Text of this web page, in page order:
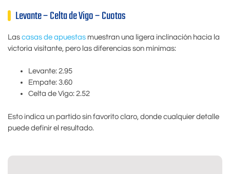
Levante – Celta de Vigo – Cuotas
Las casas de apuestas muestran una ligera inclinación hacia la
victoria visitante, pero las diferencias son mínimas:
Levante: 2.95
Empate: 3.60
Celta de Vigo: 2.52
Esto indica un partido sin favorito claro, donde cualquier detalle
puede definir el resultado.